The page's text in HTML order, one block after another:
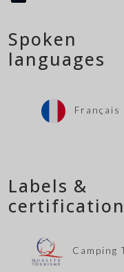
Spoken
languages
Français
Labels &
Camping